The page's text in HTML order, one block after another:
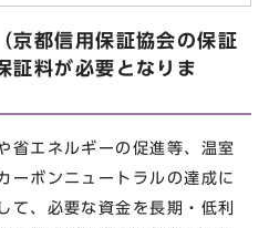
京都信用保証協会の保証
証料が必要となりま
省エネルギーの促進等、温室
ーボンニュートラルの達成に
て、必要な資金を長期・低利